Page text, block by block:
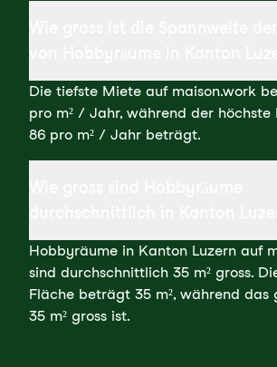
Die tiefste Miete auf maison.work
pro m² / Jahr, während der höchste
86 pro m² / Jahr beträgt.
Hobbyräume in Kanton Luzern auf
sind durchschnittlich 35 m² gross.
Fläche beträgt 35 m², während das
35 m² gross ist.